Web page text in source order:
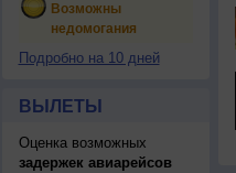
Возможны
недомогания
Подробно на 10 дней
ВЫЛЕТЫ
Оценка возможных
задержек авиарейсов